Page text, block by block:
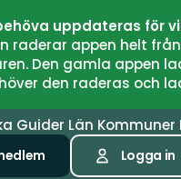
uppdateras för
raderar appen helt
Den gamla
den raderas och
Guider Län Kommuner
Logga in